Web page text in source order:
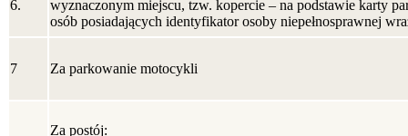
6.
wyznaczonym miejscu, tzw. kopercie – na podstawie karty
osób posiadających identyfikator osoby niepełnosprawnej
7 Za parkowanie motocykli
Za postój: